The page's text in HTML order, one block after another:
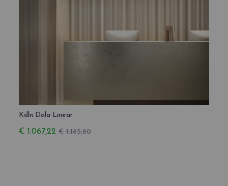
Kdln Dala Linear
€ 1.067,22 € 1.185,80